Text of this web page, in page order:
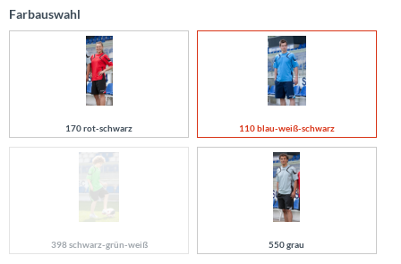
Farbauswahl
170 rot-schwarz 110 blau-weiß-schwarz
398 schwarz-grün-weiß 550 grau